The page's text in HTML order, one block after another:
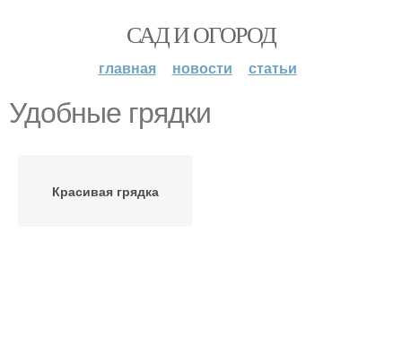
САД И ОГОРОД
главная новости статьи
Удобные грядки
Красивая грядка